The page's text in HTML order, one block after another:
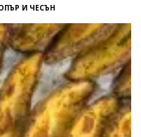
И ЧЕСЪН